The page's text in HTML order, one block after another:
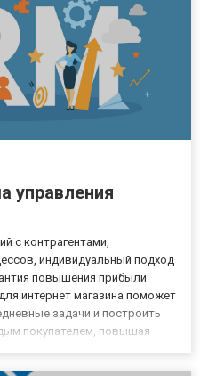
управления
с контрагентами,
индивидуальный подход
повышения прибыли
интернет магазина поможет
задачи и построить
покупателем, повышая